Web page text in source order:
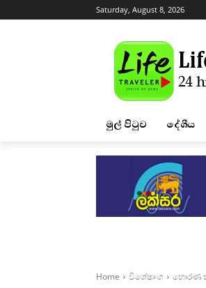
Saturday, August 8, 2026
මුල් පිටුව දේශීය
Home විශේෂාංග හොරණ